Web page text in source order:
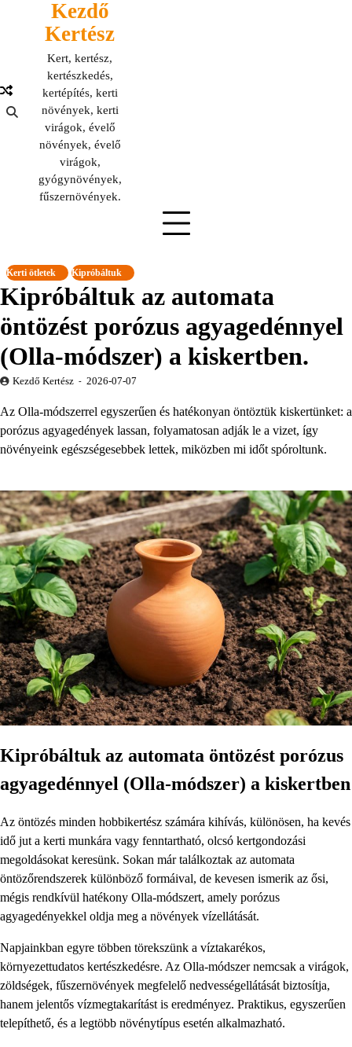
Kezdő
Kertész
Kert, kertész,
kertészkedés,
kertépítés, kerti
növények, kerti
virágok, évelő
növények, évelő
virágok,
gyógynövények,
fűszernövények.
Kerti ötletek Kipróbáltuk
Kipróbáltuk az automata
öntözést porózus agyagedénnyel
(Olla-módszer) a kiskertben.
Kezdő Kertész 2026-07-07
Az Olla-módszerrel egyszerűen és hatékonyan öntöztük kiskertünket: a
porózus agyagedények lassan, folyamatosan adják le a vizet, így
növényeink egészségesebbek lettek, miközben mi időt spóroltunk.
Kipróbáltuk az automata öntözést porózus
agyagedénnyel (Olla-módszer) a kiskertben
Az öntözés minden hobbikertész számára kihívás, különösen, ha kevés
idő jut a kerti munkára vagy fenntartható, olcsó kertgondozási
megoldásokat keresünk. Sokan már találkoztak az automata
öntözőrendszerek különböző formáival, de kevesen ismerik az ősi,
mégis rendkívül hatékony Olla-módszert, amely porózus
agyagedényekkel oldja meg a növények vízellátását.
Napjainkban egyre többen törekszünk a víztakarékos,
környezettudatos kertészkedésre. Az Olla-módszer nemcsak a virágok,
zöldségek, fűszernövények megfelelő nedvességellátását biztosítja,
hanem jelentős vízmegtakarítást is eredményez. Praktikus, egyszerűen
telepíthető, és a legtöbb növénytípus esetén alkalmazható.